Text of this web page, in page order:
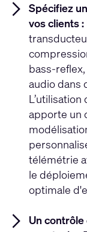
Spécifiez
vos clients :
bass-
audio dans
apporte un
télémétrie
le
optimale
Un